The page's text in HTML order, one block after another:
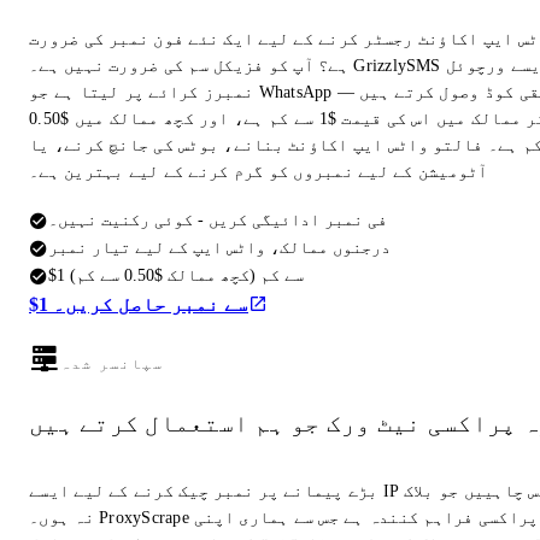
ایپ اکاؤنٹ رجسٹر کرنے کے لیے ایک نئے فون نمبر کی ضرورت
ہے؟ آپ کو فزیکل سم کی ضرورت نہیں ہے۔ GrizzlySMS ایسے ورچوئل
نمبرز کرائے پر لیتا ہے جو WhatsApp تصدیقی کوڈ وصول کرتے ہیں —
زیادہ تر ممالک میں اس کی قیمت $1 سے کم ہے، اور کچھ ممالک میں $0.50
ہے۔ فالتو واٹس ایپ اکاؤنٹ بنانے، بوٹس کی جانچ کرنے، یا
آٹومیشن کے لیے نمبروں کو گرم کرنے کے لیے بہترین ہے۔
فی نمبر ادائیگی کریں - کوئی رکنیت نہیں۔
درجنوں ممالک، واٹس ایپ کے لیے تیار نمبر
$1 سے کم (کچھ ممالک $0.50 سے کم)
$1 سے نمبر حاصل کریں۔
سپانسر شدہ
پراکسی نیٹ ورک جو ہم استعمال کرتے ہیں
بڑے پیمانے پر نمبر چیک کرنے کے لیے ایسے IP ایڈریس چاہییں جو بلاک
نہ ہوں۔ ProxyScrape وہی پراکسی فراہم کنندہ ہے جس سے ہماری اپنی